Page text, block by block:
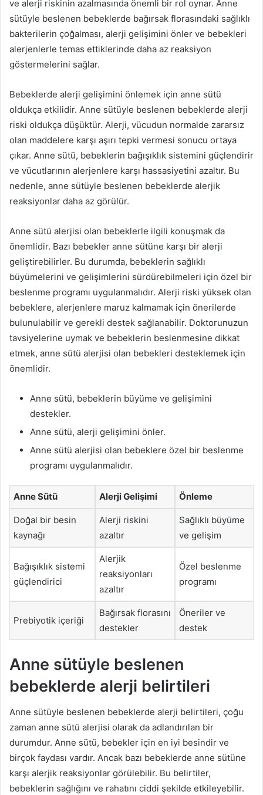
ve alerji riskinin azalmasında önemli bir rol oynar. Anne
sütüyle beslenen bebeklerde bağırsak florasındaki sağlıklı
bakterilerin çoğalması, alerji gelişimini önler ve bebekleri
alerjenlerle temas ettiklerinde daha az reaksiyon
göstermelerini sağlar.
Bebeklerde alerji gelişimini önlemek için anne sütü
oldukça etkilidir. Anne sütüyle beslenen bebeklerde alerji
riski oldukça düşüktür. Alerji, vücudun normalde zararsız
olan maddelere karşı aşırı tepki vermesi sonucu ortaya
çıkar. Anne sütü, bebeklerin bağışıklık sistemini güçlendirir
ve vücutlarının alerjenlere karşı hassasiyetini azaltır. Bu
nedenle, anne sütüyle beslenen bebeklerde alerjik
reaksiyonlar daha az görülür.
Anne sütü alerjisi olan bebeklerle ilgili konuşmak da
önemlidir. Bazı bebekler anne sütüne karşı bir alerji
geliştirebilirler. Bu durumda, bebeklerin sağlıklı
büyümelerini ve gelişimlerini sürdürebilmeleri için özel bir
beslenme programı uygulanmalıdır. Alerji riski yüksek olan
bebeklere, alerjenlere maruz kalmamak için önerilerde
bulunulabilir ve gerekli destek sağlanabilir. Doktorunuzun
tavsiyelerine uymak ve bebeklerin beslenmesine dikkat
etmek, anne sütü alerjisi olan bebekleri desteklemek için
önemlidir.
Anne sütü, bebeklerin büyüme ve gelişimini
destekler.
Anne sütü, alerji gelişimini önler.
Anne sütü alerjisi olan bebeklere özel bir beslenme
programı uygulanmalıdır.
Anne Sütü Alerji Gelişimi Önleme
Doğal bir besin
kaynağı
Alerji riskini
azaltır
Sağlıklı büyüme
ve gelişim
Bağışıklık sistemi
güçlendirici
Alerjik
reaksiyonları
azaltır
Özel beslenme
programı
Prebiyotik içeriği
Bağırsak florasını
destekler
Öneriler ve
destek
Anne sütüyle beslenen
bebeklerde alerji belirtileri
Anne sütüyle beslenen bebeklerde alerji belirtileri, çoğu
zaman anne sütü alerjisi olarak da adlandırılan bir
durumdur. Anne sütü, bebekler için en iyi besindir ve
birçok faydası vardır. Ancak bazı bebeklerde anne sütüne
karşı alerjik reaksiyonlar görülebilir. Bu belirtiler,
bebeklerin sağlığını ve rahatını ciddi şekilde etkileyebilir.